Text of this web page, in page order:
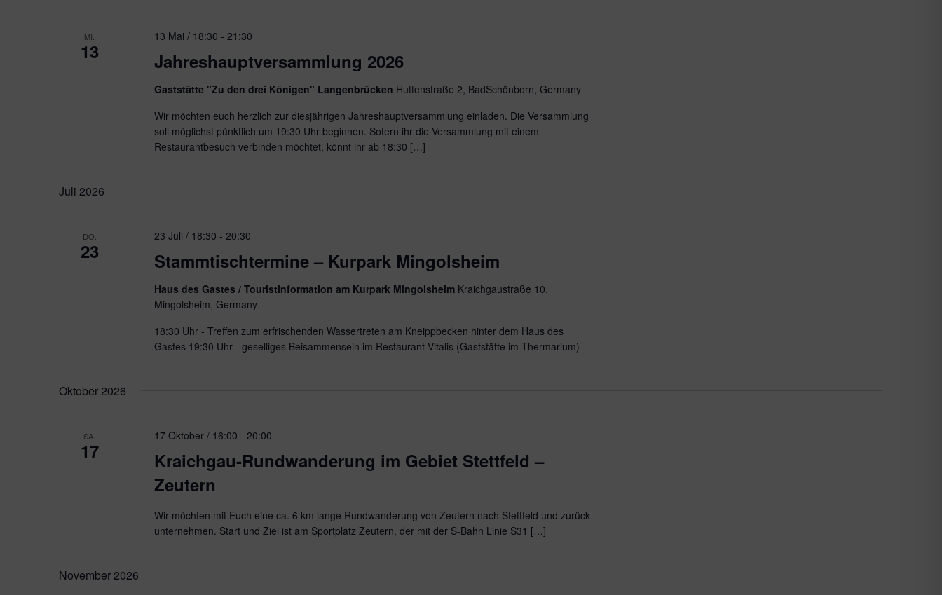
MI.
13 Jahreshauptversammlung 2026
13 Mai / 18:30 - 21:30
Gaststätte "Zu den drei Königen" Langenbrücken Huttenstraße 2, BadSchönborn, Germany
Wir möchten euch herzlich zur diesjährigen Jahreshauptversammlung einladen. Die Versammlung
soll möglichst pünktlich um 19:30 Uhr beginnen. Sofern ihr die Versammlung mit einem
Restaurantbesuch verbinden möchtet, könnt ihr ab 18:30 […]
Juli 2026
DO.
23 Stammtischtermine – Kurpark Mingolsheim
23 Juli / 18:30 - 20:30
Haus des Gastes / Touristinformation am Kurpark Mingolsheim Kraichgaustraße 10,
Mingolsheim, Germany
18:30 Uhr - Treffen zum erfrischenden Wassertreten am Kneippbecken hinter dem Haus des
Gastes 19:30 Uhr - geselliges Beisammensein im Restaurant Vitalis (Gaststätte im Thermarium)
Oktober 2026
SA.
17
Kraichgau-Rundwanderung im Gebiet Stettfeld –
Zeutern
17 Oktober / 16:00 - 20:00
Wir möchten mit Euch eine ca. 6 km lange Rundwanderung von Zeutern nach Stettfeld und zurück
unternehmen. Start und Ziel ist am Sportplatz Zeutern, der mit der S-Bahn Linie S31 […]
November 2026